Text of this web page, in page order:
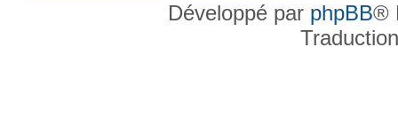
Développé par phpBB®